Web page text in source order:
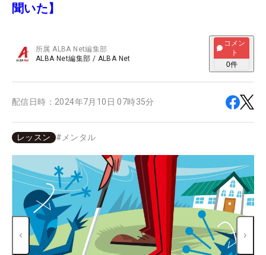
聞いた】
所属ALBA Net編集部
ALBA Net編集部 / ALBA Net
コメン
ト
0件
配信日時： 2024年7月10日 07時35分
レッスン # メンタル